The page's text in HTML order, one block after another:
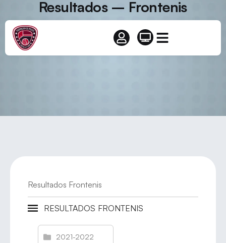
Resultados – Frontenis
Resultados Frontenis
RESULTADOS FRONTENIS
2021-2022